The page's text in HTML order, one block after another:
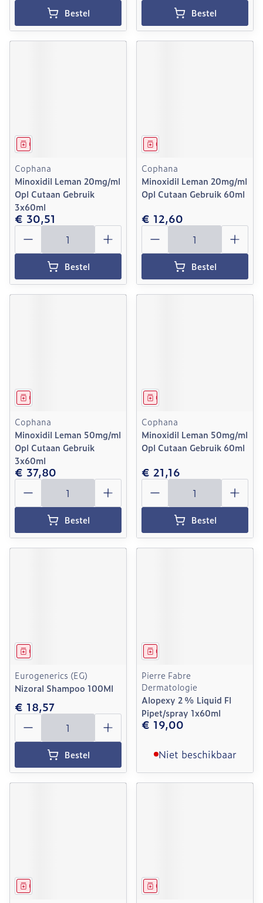
Bestel Bestel
Geneesmiddel
Cophana
Minoxidil Leman 20mg/ml
Opl Cutaan Gebruik
3x60ml
€ 30,51
Aantal
Bestel
Geneesmiddel
Cophana
Minoxidil Leman 20mg/ml
Opl Cutaan Gebruik 60ml
€ 12,60
Aantal
Bestel
Geneesmiddel
Cophana
Minoxidil Leman 50mg/ml
Opl Cutaan Gebruik
3x60ml
€ 37,80
Aantal
Bestel
Geneesmiddel
Cophana
Minoxidil Leman 50mg/ml
Opl Cutaan Gebruik 60ml
€ 21,16
Aantal
Bestel
Geneesmiddel
Eurogenerics (EG)
Nizoral Shampoo 100Ml
€ 18,57
Aantal
Bestel
Geneesmiddel
Pierre Fabre
Dermatologie
Alopexy 2 % Liquid Fl
Pipet/spray 1x60ml
€ 19,00
Niet beschikbaar
Geneesmiddel Geneesmiddel